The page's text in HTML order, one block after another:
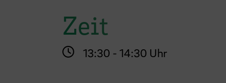
Zeit
13:30 - 14:30 Uhr